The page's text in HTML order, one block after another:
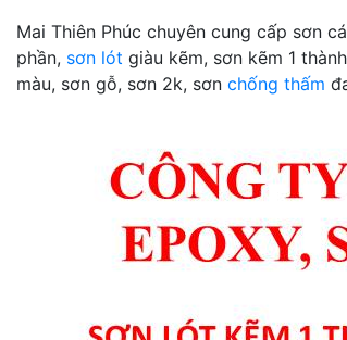
Mai Thiên Phúc chuyên cung cấp sơn
phần, sơn lót giàu kẽm, sơn kẽm 1
màu, sơn gỗ, sơn 2k, sơn chống thấm